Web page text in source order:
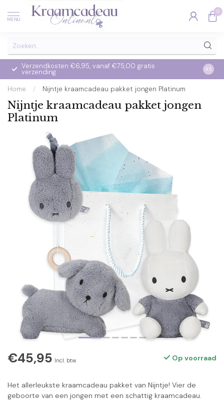
MENU
0
Verzendkosten €6,95, vanaf €75,00 gratis
verzending
Op
9.5
Home / Nijntje kraamcadeau pakket jongen Platinum
Nijntje kraamcadeau pakket jongen
Platinum
€45,95 Incl. btw Op voorraad
Het allerleukste kraamcadeau pakket van Nijntje! Vier de
geboorte van een jongen met een schattig kraamcadeau.